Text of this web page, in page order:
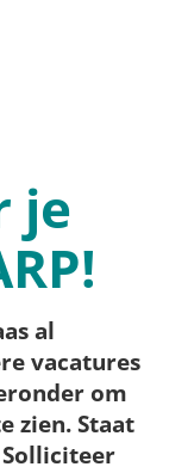
je
al
vacatures
om
zien. Staat